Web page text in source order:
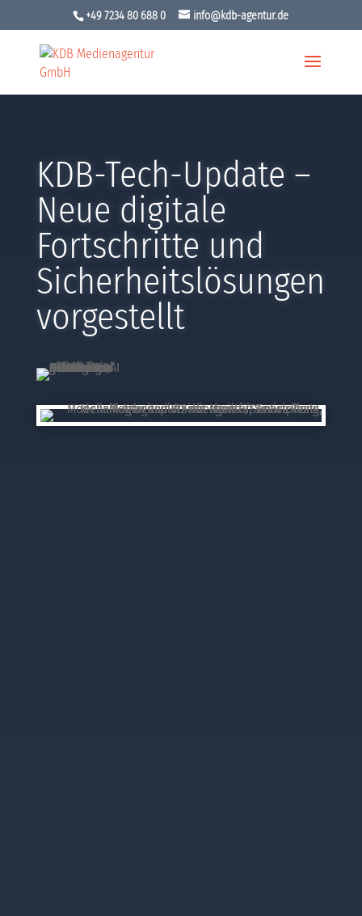
+49 7234 80 688 0 info@kdb-agentur.de
KDB-Tech-Update –
Neue digitale
Fortschritte und
Sicherheitslösungen
vorgestellt